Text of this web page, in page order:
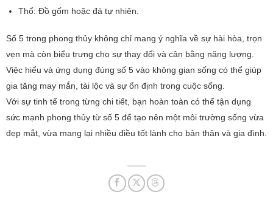
Thổ: Đồ gốm hoặc đá tự nhiên.
Số 5 trong phong thủy không chỉ mang ý nghĩa về sự hài hòa, trọn
vẹn mà còn biểu trưng cho sự thay đổi và cân bằng năng lượng.
Việc hiểu và ứng dụng đúng số 5 vào không gian sống có thể giúp
gia tăng may mắn, tài lộc và sự ổn định trong cuộc sống.
Với sự tinh tế trong từng chi tiết, bạn hoàn toàn có thể tận dụng
sức mạnh phong thủy từ số 5 để tạo nên một môi trường sống vừa
đẹp mắt, vừa mang lại nhiều điều tốt lành cho bản thân và gia đình.